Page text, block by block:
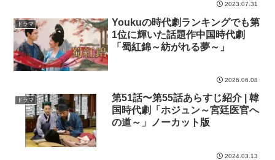
2023.07.31
ドラマ
Youkuの時代劇ランキングでも第
1位に輝いた話題作中国時代劇
「蜀紅錦～紡がれる夢～」
2026.06.08
ドラマ
第51話〜第55話あらすじ紹介 | 韓
国時代劇「ホジュン～宮廷医官へ
の道～」ノーカット版
2024.03.13